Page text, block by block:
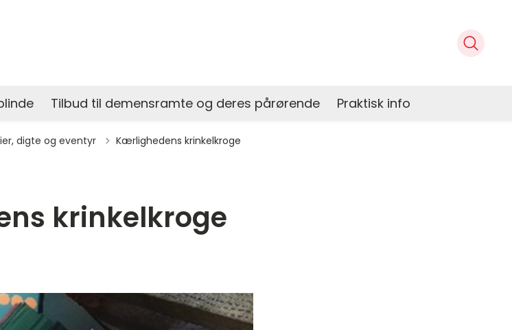
Tilbud til demensramte og deres pårørende Praktisk info
digte og eventyr Kærlighedens krinkelkroge
krinkelkroge